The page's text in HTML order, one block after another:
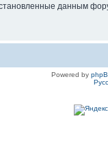
данным
Powered by